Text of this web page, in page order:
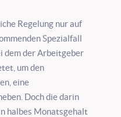
Regelung nur auf
Spezialfall
dem der Arbeitgeber
um den
eine
Doch die darin
halbes Monatsgehalt